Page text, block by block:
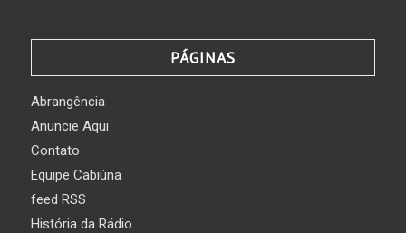
PÁGINAS
Abrangência
Anuncie Aqui
Contato
Equipe Cabiúna
feed RSS
História da Rádio